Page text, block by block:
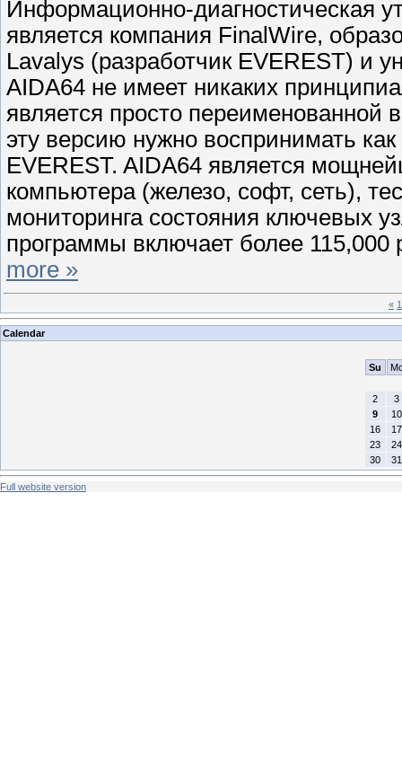
Информационно-диагностическая
является компания FinalWire,
Lavalys (разработчик EVEREST) и
AIDA64 не имеет никаких
является просто
эту версию нужно воспринимать
EVEREST. AIDA64 является
компьютера (железо, софт, сеть),
мониторинга состояния ключевых
программы включает более 115,000
more »
« 1
Calendar
Su
2
3
9
10
16
17
23
24
30
31
Full website version